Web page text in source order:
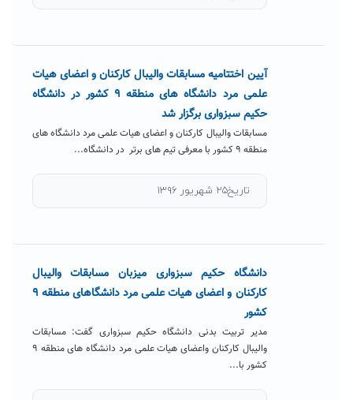
آیین اختتامیه مسابقات والیبال کارکنان و اعضای هیات
علمی مرد دانشگاه های منطقه ۹ کشور در دانشگاه
حکیم سبزواری برگزار شد
مسابقات والیبال کارکنان و اعضای هیات علمی مرد دانشگاه های
منطقه ۹ کشور با معرفی تیم های برتر در دانشگاه...
تاریخ۲۵ شهریور ۱۳۹۶
دانشگاه حکیم سبزواری میزبان مسابقات والیبال
کارکنان و اعضای هیات علمی مرد دانشگاهای منطقه ۹
کشور
مدیر تربیت بدنی دانشگاه حکیم سبزواری گفت: مسابقات
والیبال کارکنان واعضای هیات علمی مرد دانشگاه های منطقه ۹
کشور با...